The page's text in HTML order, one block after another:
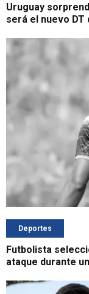
Uruguay
será el nuevo DT
Deportes
Futbolista
ataque durante